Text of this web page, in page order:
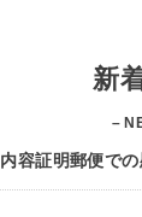
新
–
内容証明郵便で